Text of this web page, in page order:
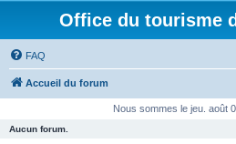
Office du tourisme
FAQ
Accueil du forum
Nous sommes le jeu. août
Aucun forum.